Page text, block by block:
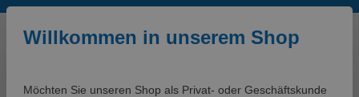
Zum Hauptinhalt springen
Willkommen in unserem Shop
Möchten Sie unseren Shop als Privat- oder Geschäftskunde